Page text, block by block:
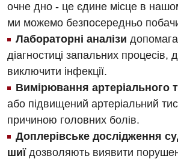
Вакцинація
Відділення інтенсивної терапії
Відділення кардіосудинної патології
Відділення невідкладних станів
Гастроентерологія
Гінекологічне відділення
Денний стаціонар
Хірургічне відділення
Швидка медична допомога
очне дно - це єдине місце в
ми можемо безпосередньо
Лабораторні аналізи
діагностиці запальних процесів,
виключити інфекції.
Вимірювання артеріального
або підвищений артеріальний
причиною головних болів.
Доплерівське дослідження
шиїдозволяють виявити